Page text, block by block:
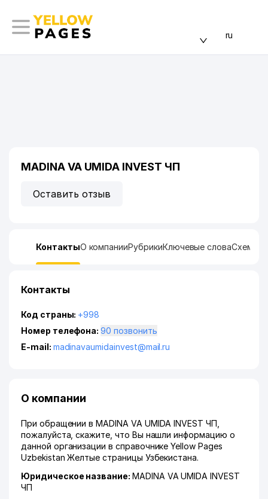
ru
MADINA VA UMIDA INVEST ЧП
Оставить отзыв
КонтактыО компанииРубрикиКлючевые словаСхема
Контакты
Код страны: +998
Номер телефона:
90 позвонить
E-mail: madinavaumidainvest@mail.ru
О компании
При обращении в MADINA VA UMIDA INVEST ЧП,
пожалуйста, скажите, что Вы нашли информацию о
данной организации в справочнике Yellow Pages
Uzbekistan Желтые страницы Узбекистана.
Юридическое название: MADINA VA UMIDA INVEST
ЧП